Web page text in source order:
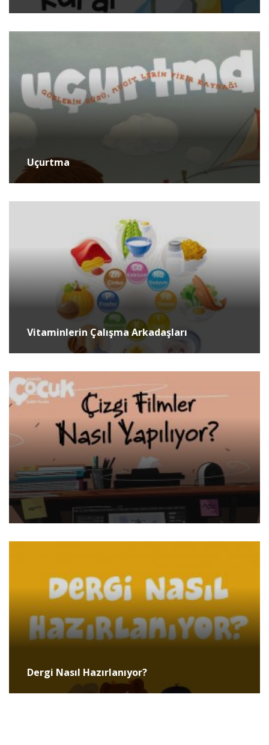
Uçurtma
Vitaminlerin Çalışma Arkadaşları
Dergi Nasıl Hazırlanıyor?